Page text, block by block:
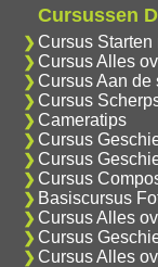
Cursussen
Cursus Starten
Cursus Alles
Cursus Aan de
Cursus
Cameratips
Cursus
Cursus
Cursus
Basiscursus
Cursus Alles
Cursus
Cursus Alles